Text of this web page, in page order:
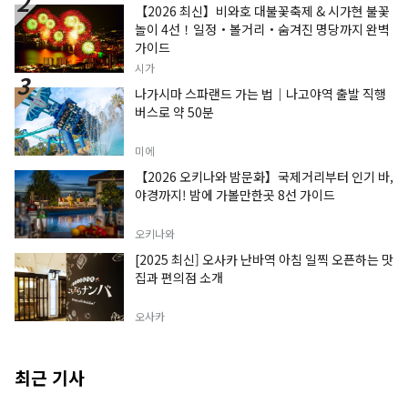
【2026 최신】비와호 대불꽃축제 & 시가현 불꽃
놀이 4선！일정・볼거리・숨겨진 명당까지 완벽
가이드
시가
나가시마 스파랜드 가는 법｜나고야역 출발 직행
버스로 약 50분
미에
【2026 오키나와 밤문화】국제거리부터 인기 바,
야경까지! 밤에 가볼만한곳 8선 가이드
오키나와
[2025 최신] 오사카 난바역 아침 일찍 오픈하는 맛
집과 편의점 소개
오사카
최근 기사